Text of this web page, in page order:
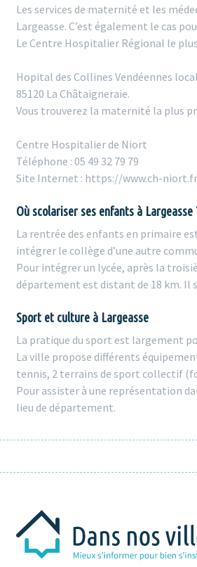
Les services de maternité et les
Largeasse. C’est également le cas
Le Centre Hospitalier Régional le
Hopital des Collines Vendéennes
85120 La Châtaigneraie.
Vous trouverez la maternité la plus
Centre Hospitalier de Niort
Téléphone : 05 49 32 79 79
Site Internet : https://www.ch-
Où scolariser ses enfants à Largeasse
La rentrée des enfants en primaire
intégrer le collège d’une autre
Pour intégrer un lycée, après la
département est distant de 18 km. Il
Sport et culture à Largeasse
La pratique du sport est largement
La ville propose différents
tennis, 2 terrains de sport collectif
Pour assister à une représentation
lieu de département.